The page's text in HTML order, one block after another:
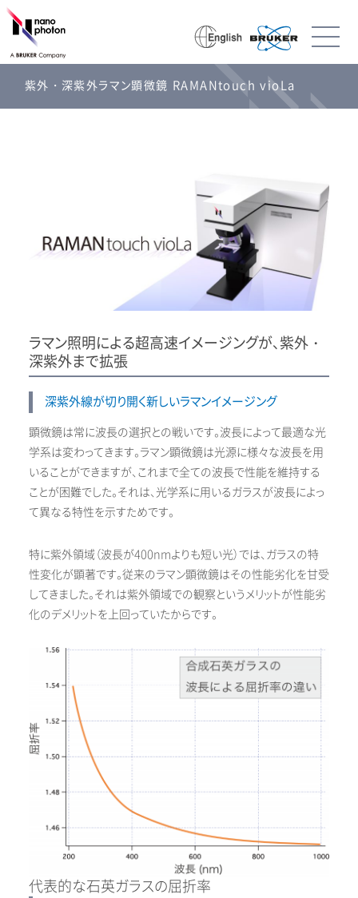
紫外・深紫外ラマン顕微鏡 RAMANtouch vioLa
ラマン照明による超高速イメージングが、紫外・
深紫外まで拡張
深紫外線が切り開く新しいラマンイメージング
顕微鏡は常に波長の選択との戦いです。波長によって最適な光
学系は変わってきます。ラマン顕微鏡は光源に様々な波長を用
いることができますが、これまで全ての波長で性能を維持する
ことが困難でした。それは、光学系に用いるガラスが波長によっ
て異なる特性を示すためです。
特に紫外領域（波長が400nmよりも短い光）では、ガラスの特
性変化が顕著です。従来のラマン顕微鏡はその性能劣化を甘受
してきました。それは紫外領域での観察というメリットが性能劣
化のデメリットを上回っていたからです。
代表的な石英ガラスの屈折率